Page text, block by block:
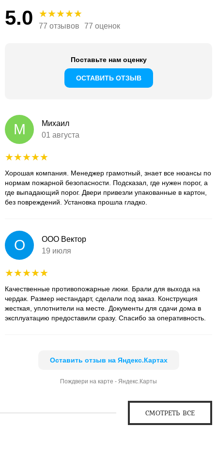
5.0 77 отзывов 77 оценок
Поставьте нам оценку
ОСТАВИТЬ ОТЗЫВ
М
Михаил
01 августа
Хорошая компания. Менеджер грамотный, знает все нюансы по
нормам пожарной безопасности. Подсказал, где нужен порог, а
где выпадающий порог. Двери привезли упакованные в картон,
без повреждений. Установка прошла гладко.
О
ООО Вектор
19 июля
Качественные противопожарные люки. Брали для выхода на
чердак. Размер нестандарт, сделали под заказ. Конструкция
жесткая, уплотнители на месте. Документы для сдачи дома в
эксплуатацию предоставили сразу. Спасибо за оперативность.
Оставить отзыв на Яндекс.Картах
Пождвери на карте - Яндекс.Карты
СМОТРЕТЬ ВСЕ